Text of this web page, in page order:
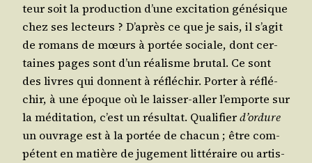
teur soit la pro­duc­tion d’une exci­ta­tion géné­sique
chez ses lec­teurs ? D’a­près ce que je sais, il s’a­git
de romans de mœurs à por­tée sociale, dont cer­
taines pages sont d’un réa­lisme bru­tal. Ce sont
des livres qui donnent à réflé­chir. Por­ter à réflé­
chir, à une époque où le lais­ser-aller l’emporte sur
la médi­ta­tion, c’est un résul­tat. Qua­li­fierd’or­dure
un ouvrage est à la por­tée de cha­cun ; être com­
pé­tent en matière de juge­ment lit­té­raire ou artis­